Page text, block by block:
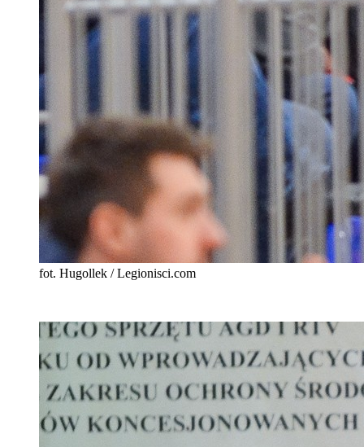
fot. Hugollek / Legionisci.com